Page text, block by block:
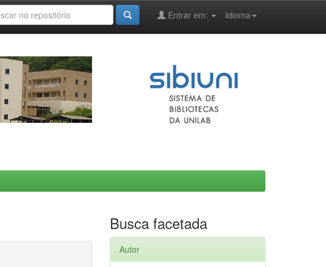
Idioma
Entrar em:
Busca facetada
Autor